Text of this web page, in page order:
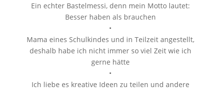
Ein echter Bastelmessi, denn mein Motto lautet:
Besser haben als brauchen
•
Mama eines Schulkindes und in Teilzeit angestellt,
deshalb habe ich nicht immer so viel Zeit wie ich
gerne hätte
•
Ich liebe es kreative Ideen zu teilen und andere